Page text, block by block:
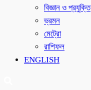
বিজ্ঞান ও প্রযুক্তি
ভ্রমন
মেট্রো
রাশিফল
ENGLISH